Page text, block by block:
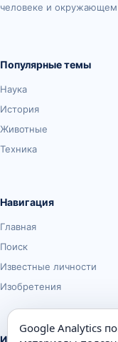
человеке и
Популярные темы
Наука
История
Животные
Техника
Навигация
Главная
Поиск
Известные личности
Изобретения
Информация
Google Analytics